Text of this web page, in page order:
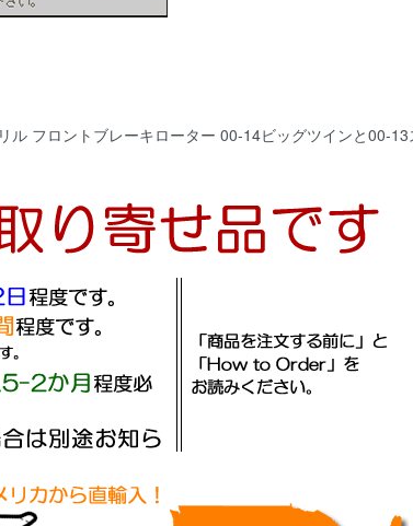
ル フロントブレーキローター 00-14ビッグツインと00-